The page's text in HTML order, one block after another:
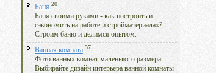
Баня 20
Баня своими руками - как построить и
сэкономить на работе и стройматериалах?
Строим баню и делимся опытом.
Ванная комната 37
Фото ванных комнат маленького размера.
Выбирайте дизайн интерьера ванной комнаты